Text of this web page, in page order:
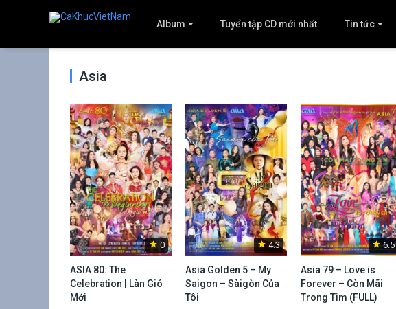
Album Tuyển tập CD mới nhất Tin tức
Asia
0
ASIA 80: The
Celebration | Làn Gió
Mới
4.3
Asia Golden 5 – My
Saigon – Sàigòn Của
Tôi
6.5
Asia 79 – Love is
Forever – Còn Mãi
Trong Tim (FULL)